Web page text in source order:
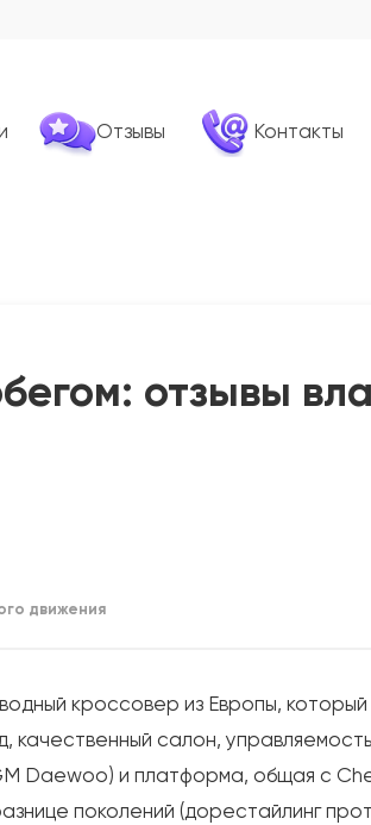
Отзывы Контакты
отзывы
движения
кроссовер из Европы, который
салон,
Daewoo) и платформа, общая с
поколений (дорестайлинг